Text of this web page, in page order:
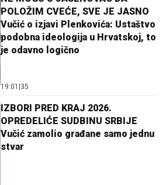
POLOŽIM CVEĆE, SVE JE JASNO
Vučić o izjavi Plenkovića: Ustaštvo
podobna ideologija u Hrvatskoj, to
je odavno logično
19:01 35
IZBORI PRED KRAJ 2026.
OPREDELIĆE SUDBINU SRBIJE
Vučić zamolio građane samo jednu
stvar